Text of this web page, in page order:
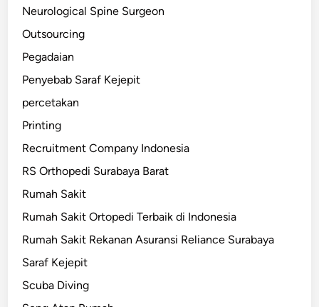
Neurological Spine Surgeon
Outsourcing
Pegadaian
Penyebab Saraf Kejepit
percetakan
Printing
Recruitment Company Indonesia
RS Orthopedi Surabaya Barat
Rumah Sakit
Rumah Sakit Ortopedi Terbaik di Indonesia
Rumah Sakit Rekanan Asuransi Reliance Surabaya
Saraf Kejepit
Scuba Diving